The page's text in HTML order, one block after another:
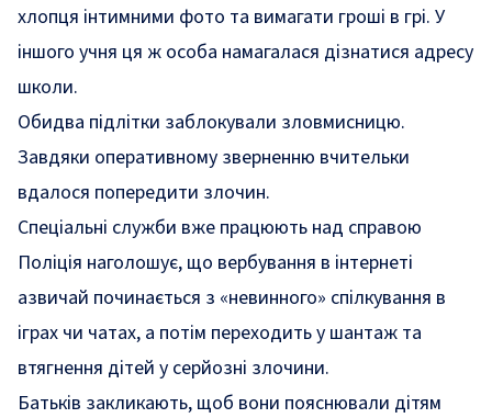
хлопця інтимними фото та вимагати гроші в грі. У
іншого учня ця ж особа намагалася дізнатися адресу
школи.
Обидва підлітки заблокували зловмисницю.
Завдяки оперативному зверненню вчительки
вдалося попередити злочин.
Спеціальні служби вже працюють над справою
Поліція наголошує, що вербування в інтернеті
азвичай починається з «невинного» спілкування в
іграх чи чатах, а потім переходить у шантаж та
втягнення дітей у серйозні злочини.
Батьків закликають, щоб вони пояснювали дітям